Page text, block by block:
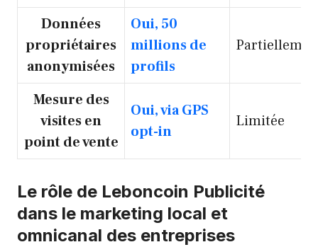
Données
propriétaires
anonymisées
Oui, 50
millions de
profils
Mesure des
visites en
point de vente
Oui, via GPS
opt-in
Limitée
Le rôle de Leboncoin Publicité
dans le marketing local et
omnicanal des entreprises